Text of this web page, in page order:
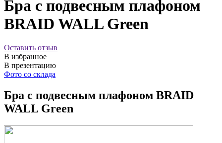
Бра с подвесным плафоном
BRAID WALL Green
Оставить отзыв
В избранное
В презентацию
Фото со склада
Бра с подвесным плафоном BRAID
WALL Green